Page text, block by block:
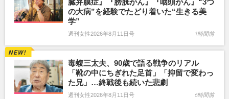
臓弁膜症』『膀胱がん』『咽頭がん』“3つ
の大病”を経験でたどり着いた“生きる美
学”
週刊女性2026年8月11日号 1時間前
毒蝮三太夫、90歳で語る戦争のリアル
「靴の中にちぎれた足首」「抑留で変わっ
た兄」…終戦後も続いた悲劇
週刊女性2026年8月11日号 6時間前